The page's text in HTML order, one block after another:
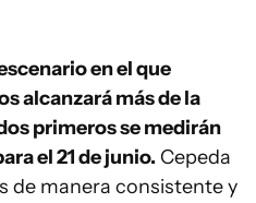
en el que
alcanzará más de la
primeros se medirán
el 21 de junio. Cepeda
de manera consistente y